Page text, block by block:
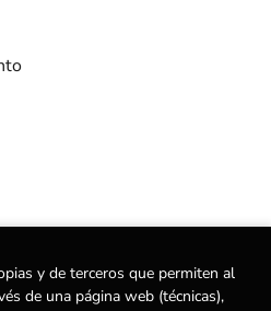
y de terceros que permiten al
de una página web (técnicas),